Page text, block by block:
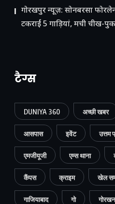
गोरखपुर न्यूज़: सोनबरसा
टकराईं 5 गाड़ियां, मची चीख-
टैग्स
DUNIYA 360 अच्छी खबर
आसपास इवेंट उत्तम
एमजीयूजी एम्स थाना
कैंपस क्राइम खेल
गाजियाबाद गो